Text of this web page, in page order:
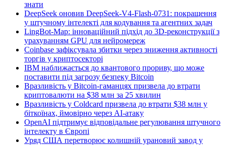
знати
DeepSeek оновив DeepSeek-V4-Flash-0731: покращення
у штучному інтелекті для кодування та агентних задач
LingBot-Map: інноваційний підхід до 3D-реконструкції з
урахуванням GPU для нейромереж
Coinbase зафіксувала збитки через зниження активності
торгів у криптосекторі
IBM наближається до квантового прориву, що може
поставити під загрозу безпеку Bitcoin
Вразливість у Bitcoin-гаманцях призвела до втрати
криптовалюти на $38 млн за 25 хвилин
Вразливість у Coldcard призвела до втрати $38 млн у
біткоїнах, ймовірно через AI-атаку
OpenAI підтримує відповідальне регулювання штучного
інтелекту в Європі
Уряд США перетворює колишній урановий завод у